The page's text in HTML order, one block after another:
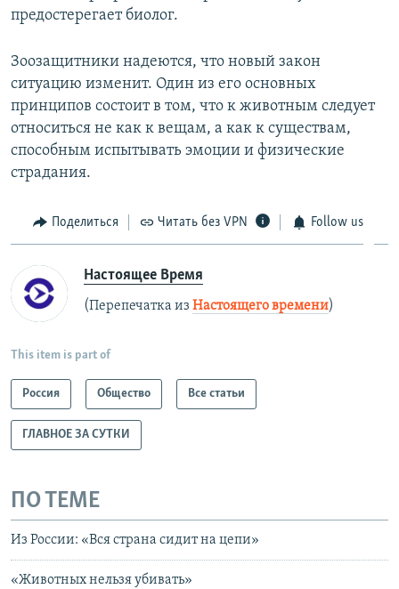
предостерегает биолог.
Зоозащитники надеются, что новый закон
ситуацию изменит. Один из его основных
принципов состоит в том, что к животным следует
относиться не как к вещам, а как к существам,
способным испытывать эмоции и физические
страдания.
Поделиться Читать без VPN Follow us
Настоящее Время
(Перепечатка из Настоящего времени)
This item is part of
Россия Общество Все статьи
ГЛАВНОЕ ЗА СУТКИ
ПО ТЕМЕ
Из России: «Вся страна сидит на цепи»
«Животных нельзя убивать»